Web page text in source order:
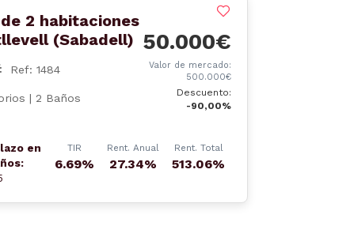
2 habitaciones
(Sabadell)
Ref: 1484
| 2 Baños
50.000€
Valor de mercado:
500.000€
Descuento:
-90,00%
en
TIR
6.69%
Rent. Anual
27.34%
Rent. Total
513.06%